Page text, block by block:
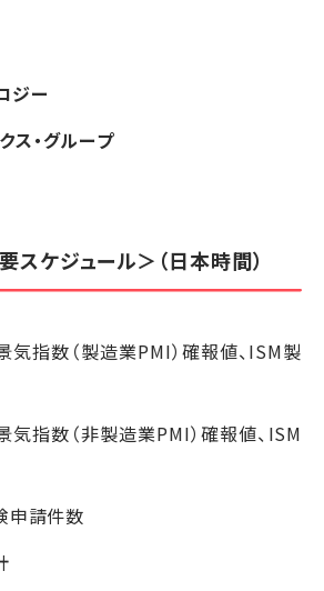
ジー
ス・グループ
スケジュール＞（日本時間）
気指数（製造業PMI）確報値、ISM製
気指数（非製造業PMI）確報値、ISM
申請件数